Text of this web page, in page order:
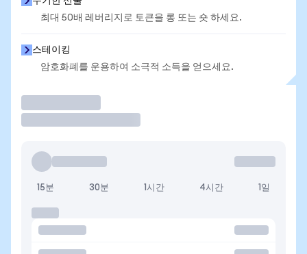
최대 50배 레버리지로 토큰을 롱 또는 숏 하세요.
스테이킹
암호화폐를 운용하여 소극적 소득을 얻으세요.
15분 30분 1시간 4시간 1일